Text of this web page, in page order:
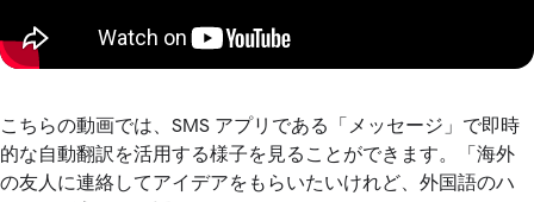
こちらの動画では、SMS アプリである「メッセージ」で即時
的な自動翻訳を活用する様子を見ることができます。「海外
の友人に連絡してアイデアをもらいたいけれど、外国語のハ